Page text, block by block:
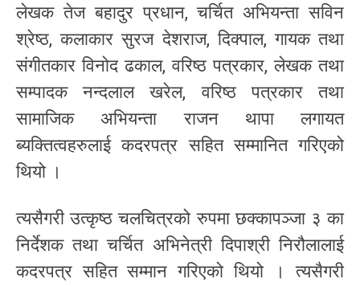
लेखक तेज बहादुर प्रधान, चर्चित अभियन्ता सविन
श्रेष्ठ, कलाकार सुरज देशराज, दिक्पाल, गायक तथा
संगीतकार विनोद ढकाल, वरिष्ठ पत्रकार, लेखक तथा
सम्पादक नन्दलाल खरेल, वरिष्ठ पत्रकार तथा
सामाजिक अभियन्ता राजन थापा लगायत
ब्यक्तित्वहरुलाई कदरपत्र सहित सम्मानित गरिएको
थियो ।
त्यसैगरी उत्कृष्ठ चलचित्रको रुपमा छक्कापञ्जा ३ का
निर्देशक तथा चर्चित अभिनेत्री दिपाश्री निरौलालाई
कदरपत्र सहित सम्मान गरिएको थियो । त्यसैगरी